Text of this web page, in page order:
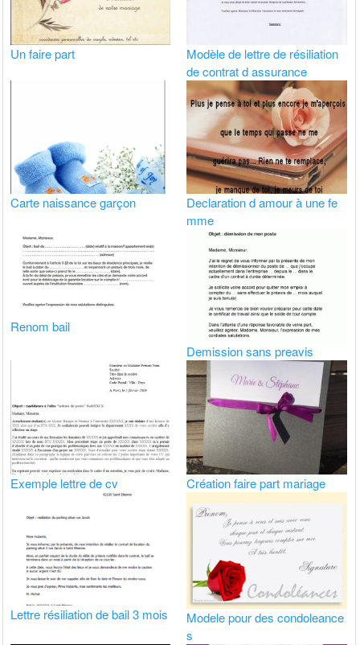
Un faire part
Modèle de lettre de résiliation
de contrat d assurance
Carte naissance garçon
Declaration d amour à une fe
mme
Renom bail
Demission sans preavis
Exemple lettre de cv Création faire part mariage
Lettre résiliation de bail 3 mois
Modele pour des condoleance
s